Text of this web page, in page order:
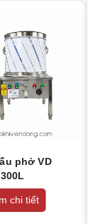
phở VD
300L
chi tiết